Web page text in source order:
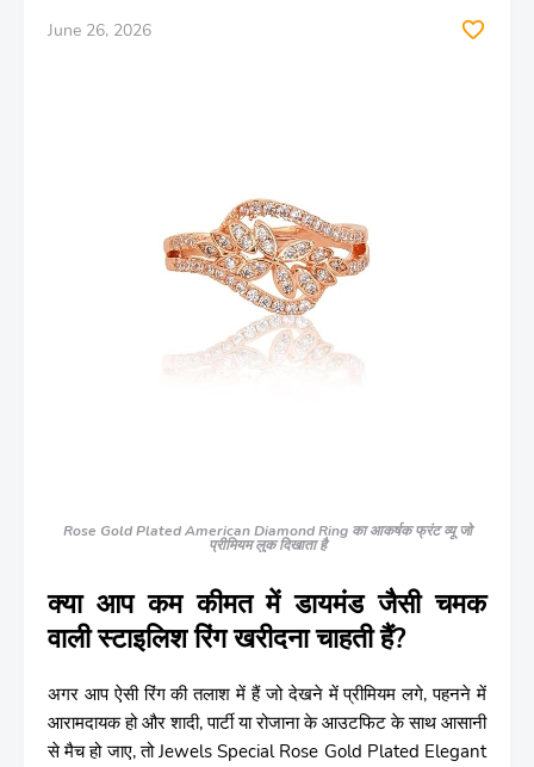
June 26, 2026
Rose Gold Plated American Diamond Ring का आकर्षक फ्रंट व्यू जो
प्रीमियम लुक दिखाता है
क्या आप कम कीमत में डायमंड जैसी चमक
वाली स्टाइलिश रिंग खरीदना चाहती हैं?
अगर आप ऐसी रिंग की तलाश में हैं जो देखने में प्रीमियम लगे, पहनने में
आरामदायक हो और शादी, पार्टी या रोजाना के आउटफिट के साथ आसानी
से मैच हो जाए, तो Jewels Special Rose Gold Plated Elegant